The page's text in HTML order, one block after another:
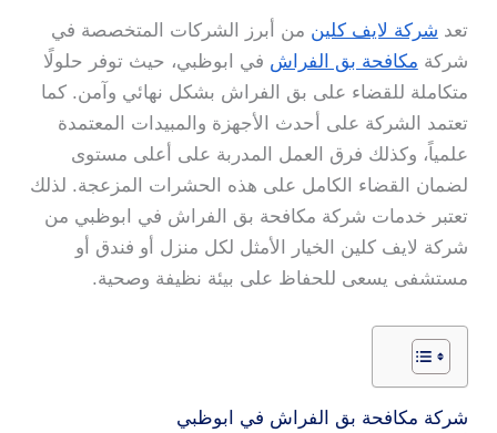
تعد شركة لايف كلين من أبرز الشركات المتخصصة في
شركة مكافحة بق الفراش في ابوظبي، حيث توفر حلولًا
متكاملة للقضاء على بق الفراش بشكل نهائي وآمن. كما
تعتمد الشركة على أحدث الأجهزة والمبيدات المعتمدة
علمياً، وكذلك فرق العمل المدربة على أعلى مستوى
لضمان القضاء الكامل على هذه الحشرات المزعجة. لذلك
تعتبر خدمات شركة مكافحة بق الفراش في ابوظبي من
شركة لايف كلين الخيار الأمثل لكل منزل أو فندق أو
مستشفى يسعى للحفاظ على بيئة نظيفة وصحية.
شركة مكافحة بق الفراش في ابوظبي